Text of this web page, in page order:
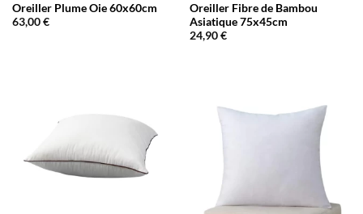
Oreiller Plume Oie 60x60cm
63,00€
Oreiller Fibre de Bambou
Asiatique 75x45cm
24,90€